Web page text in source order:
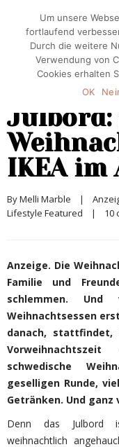
Julbord:
IKEA im
By Melli Marble |
Lifestyle Featured
| 10
Anzeige. Die
Familie und
schlemmen.
Weihnachtsessen
danach,
schwedische
geselligen Runde,
Getränken. Und ganz
Denn das Julbord
weihnachtlich
Um unsere
fortlaufend
Durch die weitere
Verwendung von
Cookies erhalten
OK